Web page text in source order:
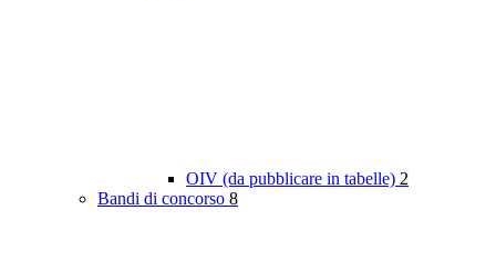
OIV (da pubblicare in tabelle) 2
Bandi di concorso 8